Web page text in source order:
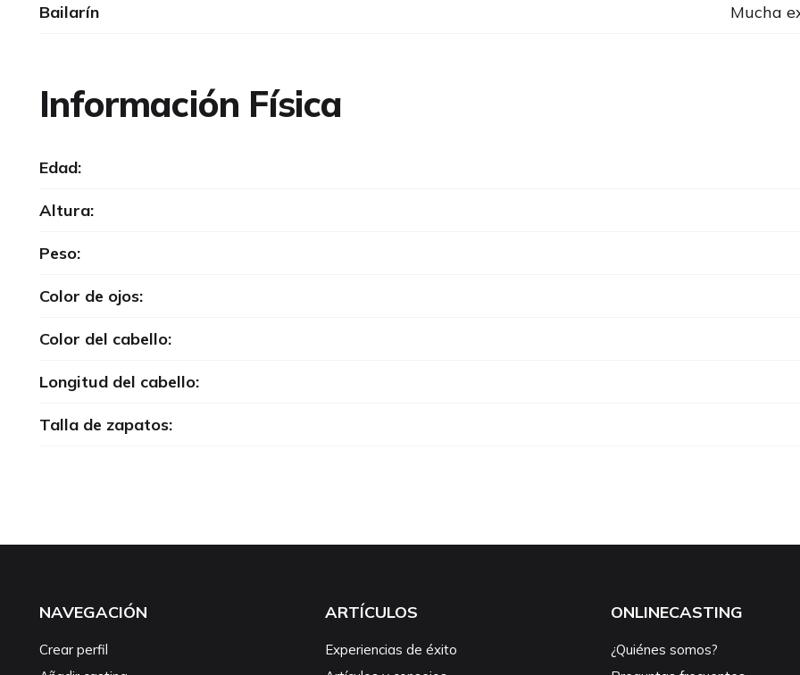
Bailarín Mucha
Información Física
Edad:
Altura:
Peso:
Color de ojos:
Color del cabello:
Longitud del cabello:
Talla de zapatos:
NAVEGACIÓN
Crear perfil
ARTÍCULOS
Experiencias de éxito
ONLINECASTING
¿Quiénes somos?